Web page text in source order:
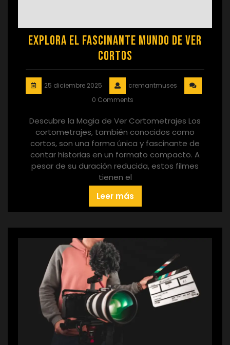
Explora el Fascinante Mundo de Ver
Cortos
25 diciembre 2025
cremantmuses
0 Comments
Descubre la Magia de Ver Cortometrajes Los
cortometrajes, también conocidos como
cortos, son una forma única y fascinante de
contar historias en un formato compacto. A
pesar de su duración reducida, estos filmes
tienen el
Leer más